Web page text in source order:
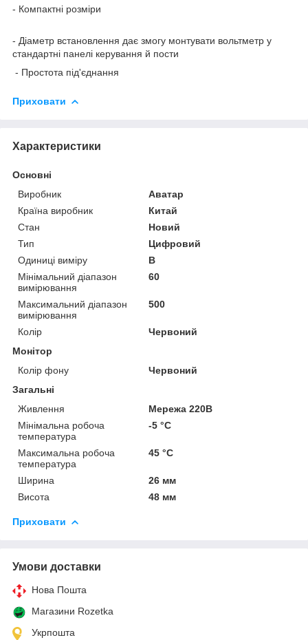
- Компактні розміри
- Діаметр встановлення дає змогу монтувати вольтметр у
стандартні панелі керування й пости
- Простота під'єднання
Приховати
Характеристики
Основні
Виробник
Аватар
Країна виробник
Китай
Стан
Новий
Тип
Цифровий
Одиниці виміру
В
Мінімальний діапазон
вимірювання
60
Максимальний діапазон
вимірювання
500
Колір
Червоний
Монітор
Колір фону
Червоний
Загальні
Живлення
Мережа 220В
Мінімальна робоча
температура
-5 °С
Максимальна робоча
температура
45 °С
Ширина
26 мм
Висота
48 мм
Приховати
Умови доставки
Нова Пошта
Магазини Rozetka
Укрпошта